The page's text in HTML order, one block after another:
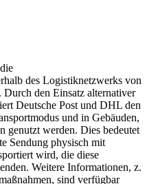
des Logistiknetzwerks von
den Einsatz alternativer
Deutsche Post und DHL den
und in Gebäuden,
genutzt werden. Dies bedeutet
Sendung physisch mit
wird, die diese
Weitere Informationen, z.
sind verfügbar